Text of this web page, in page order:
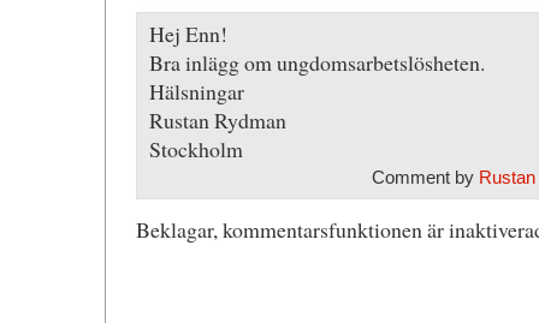
Hej Enn!
Bra inlägg om ungdomsarbetslösheten.
Hälsningar
Rustan Rydman
Stockholm
Comment by
Beklagar, kommentarsfunktionen är